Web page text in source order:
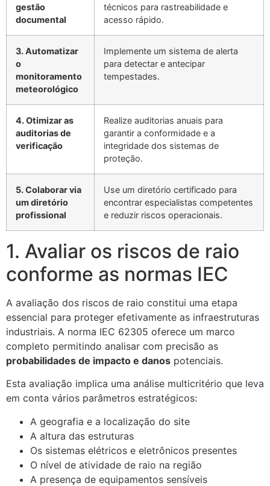
gestão
documental
técnicos para rastreabilidade e
acesso rápido.
3. Automatizar
o
monitoramento
meteorológico
Implemente um sistema de alerta
para detectar e antecipar
tempestades.
4. Otimizar as
auditorias de
verificação
Realize auditorias anuais para
garantir a conformidade e a
integridade dos sistemas de
proteção.
5. Colaborar via
um diretório
profissional
Use um diretório certificado para
encontrar especialistas competentes
e reduzir riscos operacionais.
1. Avaliar os riscos de raio
conforme as normas IEC
A avaliação dos riscos de raio constitui uma etapa
essencial para proteger efetivamente as infraestruturas
industriais. A norma IEC 62305 oferece um marco
completo permitindo analisar com precisão as
probabilidades de impacto e danos potenciais.
Esta avaliação implica uma análise multicritério que leva
em conta vários parâmetros estratégicos:
A geografia e a localização do site
A altura das estruturas
Os sistemas elétricos e eletrônicos presentes
O nível de atividade de raio na região
A presença de equipamentos sensíveis